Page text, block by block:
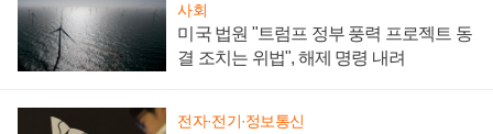
사회
미국 법원 "트럼프 정부 풍력 프로젝트 동
결 조치는 위법", 해제 명령 내려
전자·전기·정보통신